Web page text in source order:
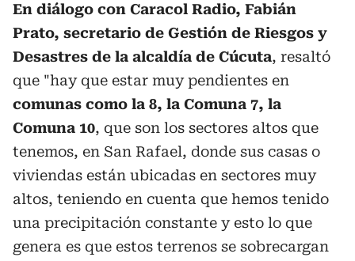
En diálogo con Caracol Radio, Fabián
Prato, secretario de Gestión de Riesgos y
Desastres de la alcaldía de Cúcuta, resaltó
que "hay que estar muy pendientes en
comunas como la 8, la Comuna 7, la
Comuna 10, que son los sectores altos que
tenemos, en San Rafael, donde sus casas o
viviendas están ubicadas en sectores muy
altos, teniendo en cuenta que hemos tenido
una precipitación constante y esto lo que
genera es que estos terrenos se sobrecargan